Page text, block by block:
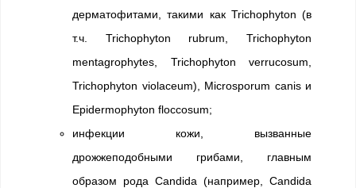
дерматофитами, такими как Trichophyton (в
т.ч. Trichophyton rubrum, Trichophyton
mentagrophytes, Trichophyton verrucosum,
Trichophyton violaceum), Microsporum canis и
Epidermophyton floccosum;
инфекции кожи, вызванные
дрожжеподобными грибами, главным
образом рода Candida (например, Candida